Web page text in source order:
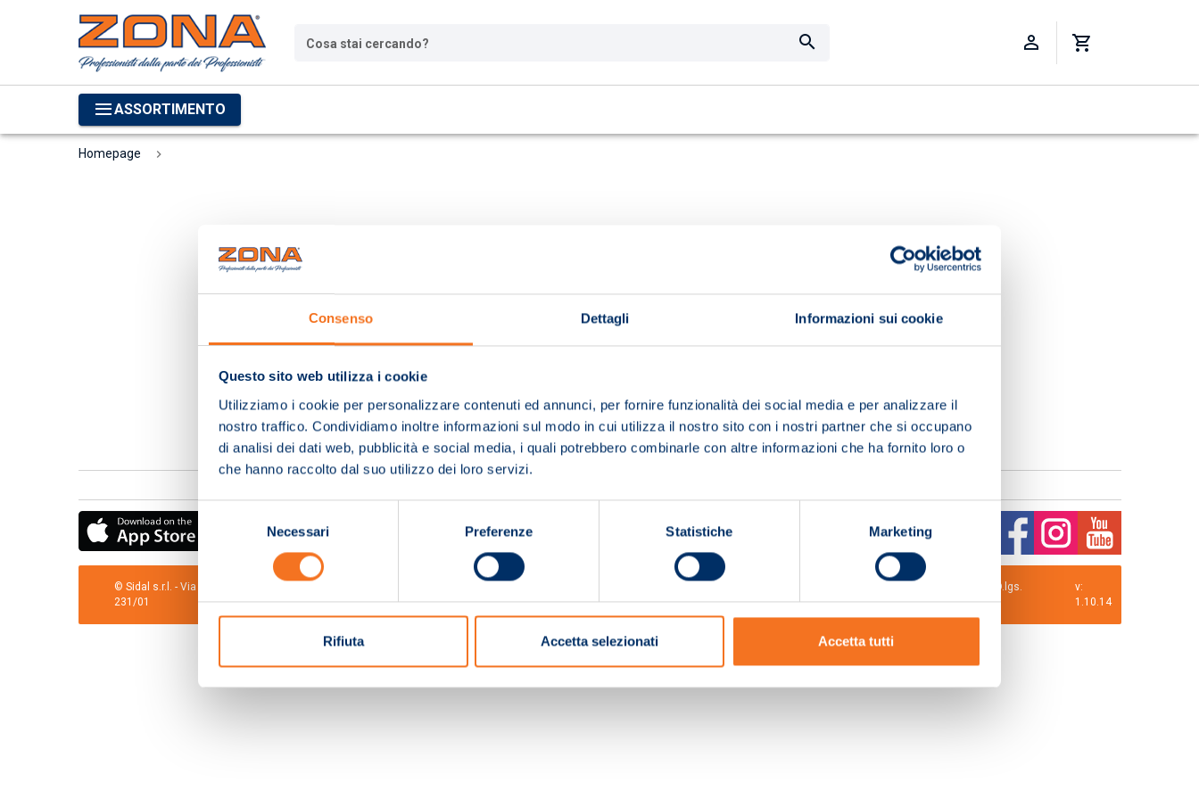
Consenso Dettagli Informazioni sui cookie
Questo sito web utilizza i cookie
Utilizziamo i cookie per personalizzare contenuti ed annunci, per fornire funzionalità dei social media e per analizzare il
nostro traffico. Condividiamo inoltre informazioni sul modo in cui utilizza il nostro sito con i nostri partner che si occupano
di analisi dei dati web, pubblicità e social media, i quali potrebbero combinarle con altre informazioni che ha fornito loro o
che hanno raccolto dal suo utilizzo dei loro servizi.
Selezione
consenso
Necessari Preferenze Statistiche Marketing
Rifiuta Accetta selezionati Accetta tutti
Cosa stai cercando?
ASSORTIMENTO
Homepage
© Sidal s.r.l. - Via S.Agostino,50, 51100 Pistoia - Cod.Fisc. e Registro Imprese Pistoia 01680210505 – R.E.A. n.155974 - Cap.Soc. € 2.000.000,00 i.v. La Società adotta il Codice Etico D.lgs.
231/01
v:
1.10.14